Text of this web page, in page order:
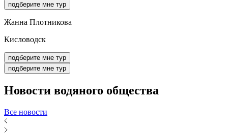
подберите мне тур
Жанна Плотникова
Кисловодск
подберите мне тур
подберите мне тур
Новости водяного общества
Все новости